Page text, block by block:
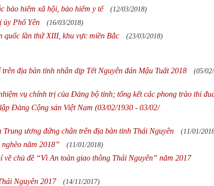
bảo hiểm xã hội, bảo hiểm y tế (12/03/2018)
Phổ Yên (16/03/2018)
quốc lần thứ XIII, khu vực miền Bắc (23/03/2018)
địa bàn tỉnh nhân dịp Tết Nguyên đán Mậu Tuất 2018 (05/
vụ chính trị của Đảng bộ tỉnh; tổng kết các phong trào thi
Đảng Cộng sản Việt Nam (03/02/1930 - 03/02/
ương đứng chân trên địa bàn tỉnh Thái Nguyên (11/01/
năm 2018” (11/01/2018)
chủ đề “Vì An toàn giao thông Thái Nguyên” năm 2017
Nguyên 2017 (14/11/2017)